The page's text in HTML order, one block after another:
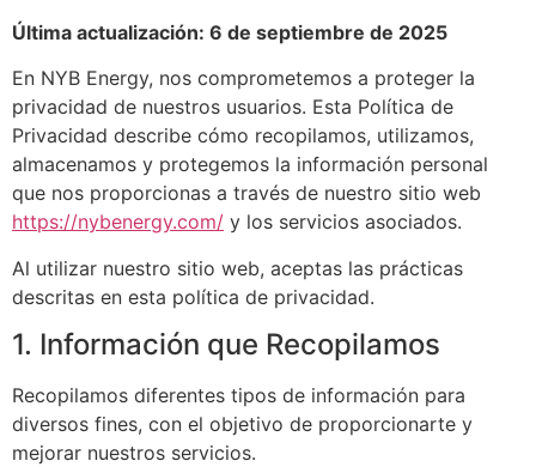
Última actualización: 6 de septiembre de 2025
En NYB Energy, nos comprometemos a proteger la
privacidad de nuestros usuarios. Esta Política de
Privacidad describe cómo recopilamos, utilizamos,
almacenamos y protegemos la información personal
que nos proporcionas a través de nuestro sitio web
https://nybenergy.com/ y los servicios asociados.
Al utilizar nuestro sitio web, aceptas las prácticas
descritas en esta política de privacidad.
1. Información que Recopilamos
Recopilamos diferentes tipos de información para
diversos fines, con el objetivo de proporcionarte y
mejorar nuestros servicios.